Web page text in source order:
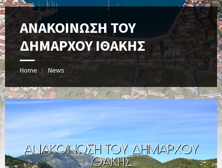
ΑΝΑΚΟΙΝΩΣΗ ΤΟΥ
ΔΗΜΑΡΧΟΥ ΙΘΑΚΗΣ
Home News